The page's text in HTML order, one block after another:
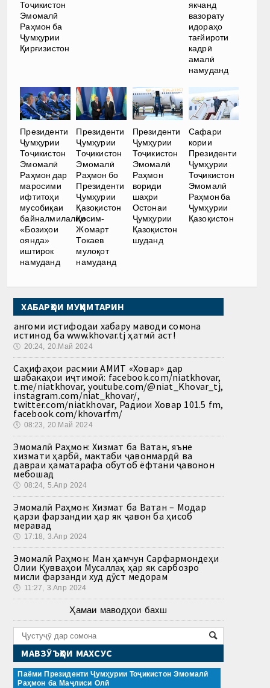
Тоҷикистон
Эмомалӣ
Раҳмон ба
Ҷумҳурии
Қирғизистон
якчанд
вазорату
идораҳо
тағйироти
кадрӣ
амалӣ
намуданд
Президенти
Ҷумҳурии
Тоҷикистон
Эмомалӣ
Раҳмон дар
маросими
ифтитоҳи
мусобиқаи
байналмилалии
«Бозиҳои
оянда»
иштирок
намуданд
Президенти
Ҷумҳурии
Тоҷикистон
Эмомалӣ
Раҳмон бо
Президенти
Ҷумҳурии
Қазоқистон
Қосим-
Жомарт
Токаев
мулоқот
намуданд
Президенти
Ҷумҳурии
Тоҷикистон
Эмомалӣ
Раҳмон
вориди
шаҳри
Остонаи
Ҷумҳурии
Қазоқистон
шуданд
Сафари
кории
Президенти
Ҷумҳурии
Тоҷикистон
Эмомалӣ
Раҳмон ба
Ҷумҳурии
Қазоқистон
ХАБАРҲОИ МУҲИМТАРИН
Ҳангоми истифодаи хабару маводи сомона
истинод ба www.khovar.tj ҳатмӣ аст!
🕔 20:24, 20.Май 2024
Саҳифаҳои расмии АМИТ «Ховар» дар
шабакаҳои иҷтимоӣ: facebook.com/niatkhovar,
t.me/niatkhovar, youtube.com/@niat_Khovar_tj,
instagram.com/niat_khovar/,
twitter.com/niatkhovar, Радиои Ховар 101.5 fm,
facebook.com/khovarfm/
🕔 08:23, 20.Май 2024
Эмомалӣ Раҳмон: Хизмат ба Ватан, яъне
хизмати ҳарбӣ, мактаби ҷавонмардӣ ва
давраи ҳаматарафа обутоб ёфтани ҷавонон
мебошад
🕔 08:24, 5.Апр 2024
Эмомалӣ Раҳмон: Хизмат ба Ватан – Модар
қарзи фарзандии ҳар як ҷавон ба ҳисоб
меравад
🕔 17:18, 3.Апр 2024
Эмомалӣ Раҳмон: Ман ҳамчун Сарфармондеҳи
Олии Қувваҳои Мусаллаҳ ҳар як сарбозро
мисли фарзанди худ дӯст медорам
🕔 11:27, 3.Апр 2024
Ҳамаи маводҳои бахш
МАВЗӮЪҲОИ МАХСУС
Паёми Президенти Ҷумҳурии Тоҷикистон Эмомалӣ
Раҳмон ба Маҷлиси Олӣ